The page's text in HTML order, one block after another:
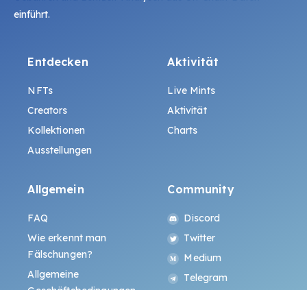
einführt.
Entdecken
NFTs
Creators
Kollektionen
Ausstellungen
Aktivität
Live Mints
Aktivität
Charts
Allgemein
FAQ
Wie erkennt man
Fälschungen?
Allgemeine
Community
Discord
Twitter
Medium
Telegram